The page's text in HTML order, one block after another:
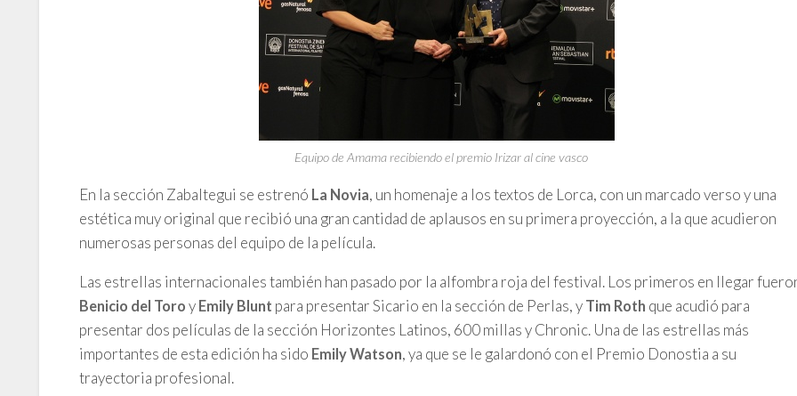
Equipo de Amama recibiendo el premio Irizar al cine vasco
En la sección Zabaltegui se estrenó La Novia, un homenaje a los textos de Lorca, con un marcado verso y una
estética muy original que recibió una gran cantidad de aplausos en su primera proyección, a la que acudieron
numerosas personas del equipo de la película.
Las estrellas internacionales también han pasado por la alfombra roja del festival. Los primeros en llegar
Benicio del Toro y Emily Blunt para presentar Sicario en la sección de Perlas, y Tim Roth que acudió para
presentar dos películas de la sección Horizontes Latinos, 600 millas y Chronic. Una de las estrellas más
importantes de esta edición ha sido Emily Watson, ya que se le galardonó con el Premio Donostia a su
trayectoria profesional.